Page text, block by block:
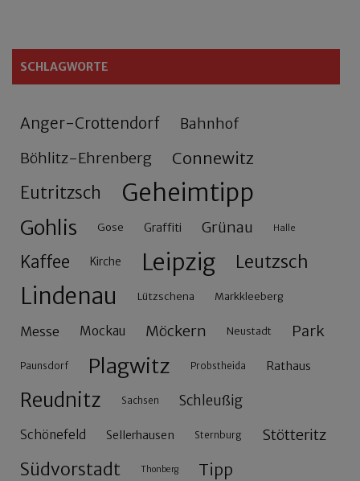
SCHLAGWORTE
Anger-Crottendorf Bahnhof
Böhlitz-Ehrenberg Connewitz
Eutritzsch Geheimtipp
Gohlis Gose Graffiti Grünau Halle
Kaffee Kirche Leipzig Leutzsch
Lindenau Lützschena Markkleeberg
Messe Mockau Möckern Neustadt Park
Paunsdorf Plagwitz Probstheida Rathaus
Reudnitz Sachsen Schleußig
Schönefeld Sellerhausen Sternburg Stötteritz
Südvorstadt Thonberg Tipp